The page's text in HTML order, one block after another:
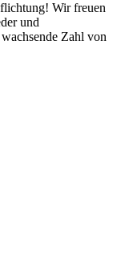
Wir freuen
und
Zahl von